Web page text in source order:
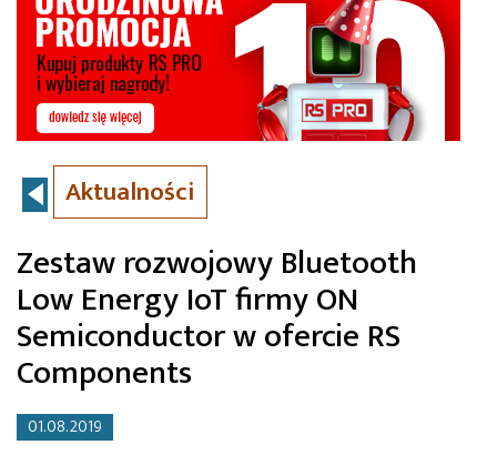
Aktualności
Zestaw rozwojowy Bluetooth
Low Energy IoT firmy ON
Semiconductor w ofercie RS
Components
01.08.2019